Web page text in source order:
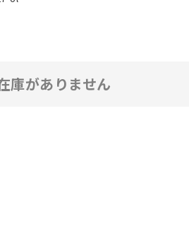
庫がありません